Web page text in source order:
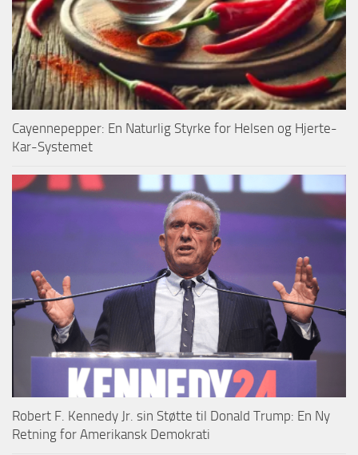
Cayennepepper: En Naturlig Styrke for Helsen og Hjerte-
Kar-Systemet
Robert F. Kennedy Jr. sin Støtte til Donald Trump: En Ny
Retning for Amerikansk Demokrati